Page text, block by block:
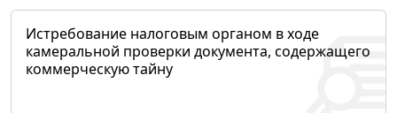
Истребование налоговым органом в ходе
камеральной проверки документа, содержащего
коммерческую тайну